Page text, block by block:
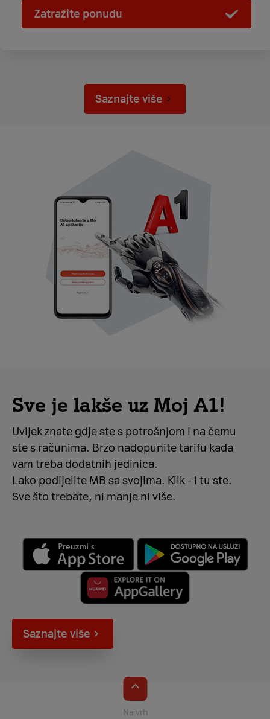
Zatražite ponudu
Saznajte više
Sve je lakše uz Moj A1!
Uvijek znate gdje ste s potrošnjom i na čemu
ste s računima. Brzo nadopunite tarifu kada
vam treba dodatnih jedinica.
Lako podijelite MB sa svojima. Klik - i tu ste.
Sve što trebate, ni manje ni više.
Saznajte više
Na vrh